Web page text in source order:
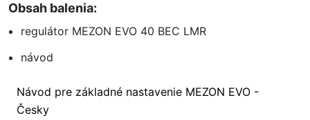
Obsah balenia:
regulátor MEZON EVO 40 BEC LMR
návod
Návod pre základné nastavenie MEZON EVO -
Česky